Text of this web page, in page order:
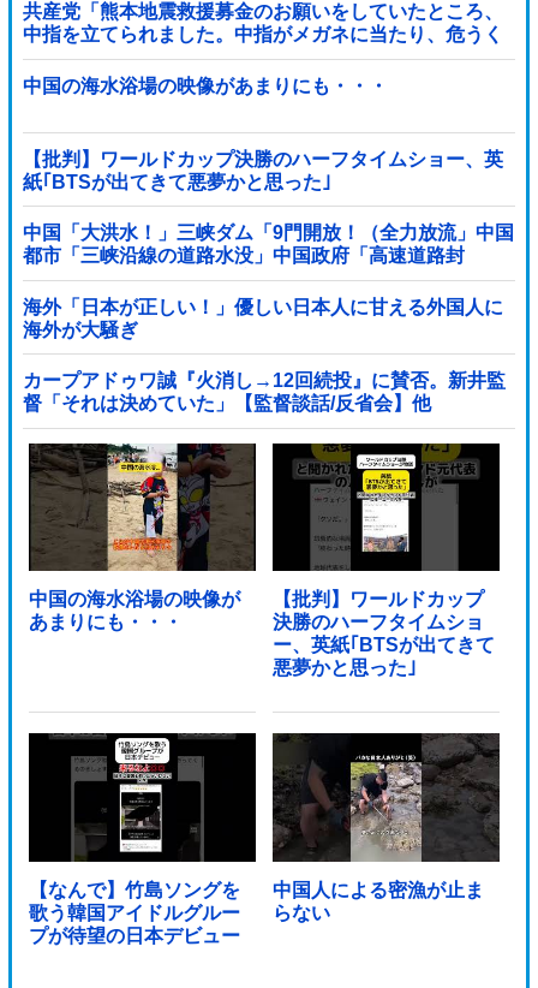
共産党「熊本地震救援募金のお願いをしていたところ、
中指を立てられました。中指がメガネに当たり、危うく
怪我をするところでした」
中国の海水浴場の映像があまりにも・・・
【批判】ワールドカップ決勝のハーフタイムショー、英
紙｢BTSが出てきて悪夢かと思った｣
中国「大洪水！」三峡ダム「9門開放！（全力放流」中国
都市「三峡沿線の道路水没」中国政府「高速道路封
鎖！」中国ダム「緊急放流に合わせて開門（土砂崩れ発
生」→
海外「日本が正しい！」優しい日本人に甘える外国人に
海外が大騒ぎ
カープアドゥワ誠『火消し→12回続投』に賛否。新井監
督「それは決めていた」【監督談話/反省会】他
中国の海水浴場の映像が
あまりにも・・・
【批判】ワールドカップ
決勝のハーフタイムショ
ー、英紙｢BTSが出てきて
悪夢かと思った｣
【なんで】竹島ソングを
歌う韓国アイドルグルー
プが待望の日本デビュー
中国人による密漁が止ま
らない